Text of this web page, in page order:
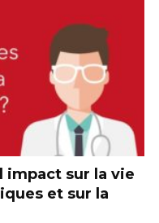
impact sur la vie
et sur la